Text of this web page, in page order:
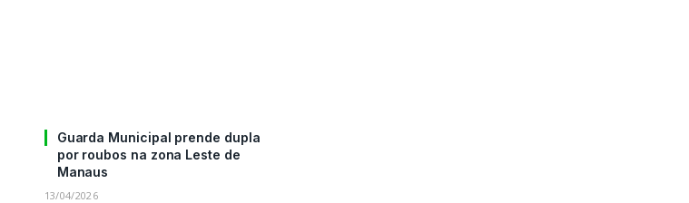
Guarda Municipal prende dupla
por roubos na zona Leste de
Manaus
13/04/2026